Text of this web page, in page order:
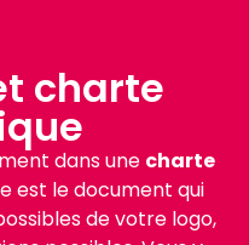
charte
dans une charte
est le document qui
de votre logo,